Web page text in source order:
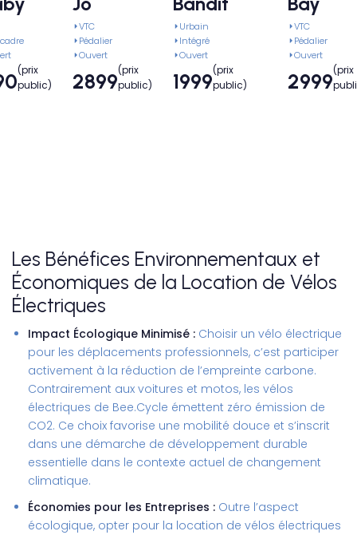
(prix
public)
VTC
Pédalier
Ouvert
2899(prix
public)
Urbain
Intégré
Ouvert
1999(prix
public)
VTC
Pédalier
Ouvert
2999(prix
Les Bénéfices Environnementaux et
Économiques de la Location de Vélos
Électriques
Impact Écologique Minimisé : Choisir un vélo électrique
pour les déplacements professionnels, c’est participer
activement à la réduction de l’empreinte carbone.
Contrairement aux voitures et motos, les vélos
électriques de Bee.Cycle émettent zéro émission de
CO2. Ce choix favorise une mobilité douce et s’inscrit
dans une démarche de développement durable
essentielle dans le contexte actuel de changement
climatique.
Économies pour les Entreprises : Outre l’aspect
écologique, opter pour la location de vélos électriques